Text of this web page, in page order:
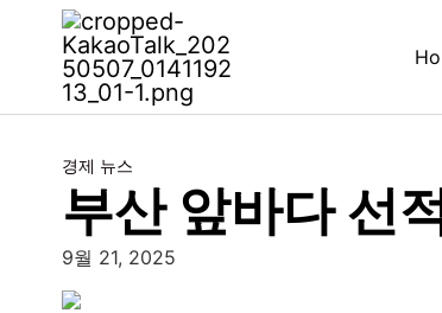
경제 뉴스
부산 앞바다 선
9월 21, 2025